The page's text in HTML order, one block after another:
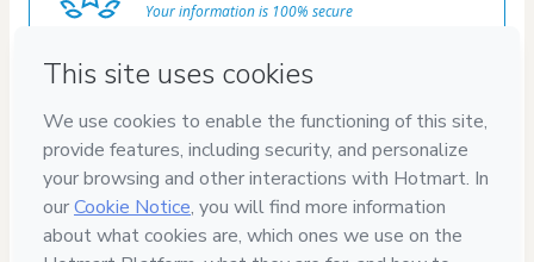
Your information is 100% secure
Secure and authenticated environment
Delivery via E-mail
Access to product delivered by email